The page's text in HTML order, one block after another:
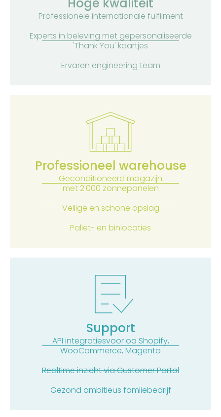
Professionele internationale fulfilment
Experts in beleving met gepersonaliseerde
'Thank You' kaartjes
Ervaren engineering team
Professioneel warehouse
Geconditioneerd magazijn
met 2.000 zonnepanelen
Veilige en schone opslag
Pallet- en binlocaties
Support
API integratiesvoor oa Shopify,
WooCommerce, Magento
Realtime inzicht via Customer Portal
Gezond ambitieus famliebedrijf